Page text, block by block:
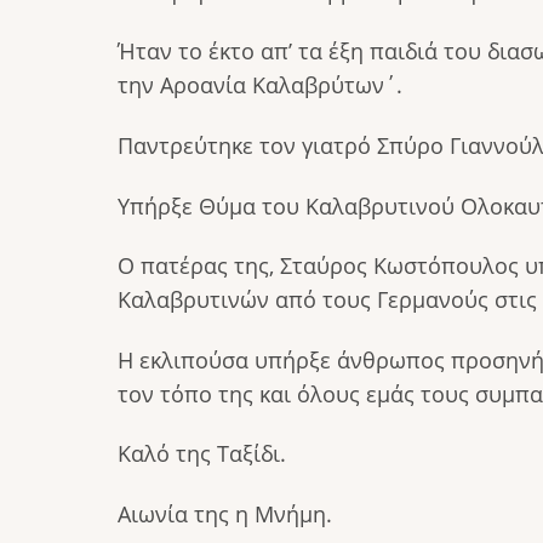
Ήταν το έκτο απ’ τα έξη παιδιά του
την Αροανία Καλαβρύτων΄.
Παντρεύτηκε τον γιατρό Σπύρο
Υπήρξε Θύμα του Καλαβρυτινού
Ο πατέρας της, Σταύρος Κωστόπουλος
Καλαβρυτινών από τους Γερμανούς
Η εκλιπούσα υπήρξε άνθρωπος
τον τόπο της και όλους εμάς τους
Καλό της Ταξίδι.
Αιωνία της η Μνήμη.